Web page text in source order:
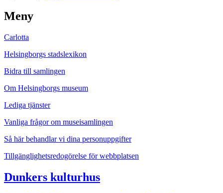
Meny
Carlotta
Helsingborgs stadslexikon
Bidra till samlingen
Om Helsingborgs museum
Lediga tjänster
Vanliga frågor om museisamlingen
Så här behandlar vi dina personuppgifter
Tillgänglighetsredogörelse för webbplatsen
Dunkers kulturhus